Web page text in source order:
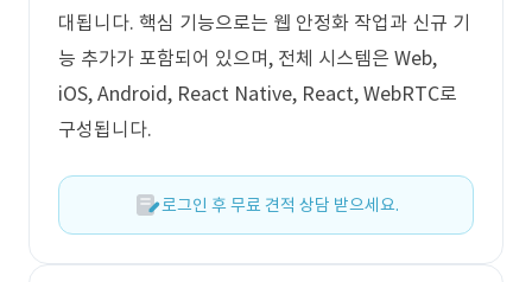
대됩니다. 핵심 기능으로는 웹 안정화 작업과 신규 기
능 추가가 포함되어 있으며, 전체 시스템은 Web,
iOS, Android, React Native, React, WebRTC로
구성됩니다.
로그인 후 무료 견적 상담 받으세요.